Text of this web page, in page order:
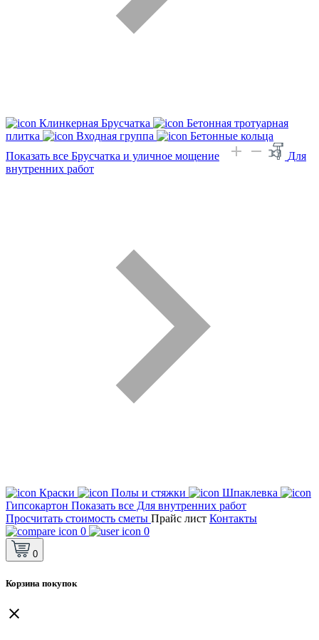
Клинкерная Брусчатка
Бетонная тротуарная
плитка
Входная группа
Бетонные кольца
Показать все Брусчатка и уличное мощение
Для
внутренних работ
Краски Полы и стяжки
Шпаклевка
Гипсокартон Показать все Для внутренних работ
Просчитать стоимость сметы Прайс лист Контакты
0
0
0
Корзина покупок